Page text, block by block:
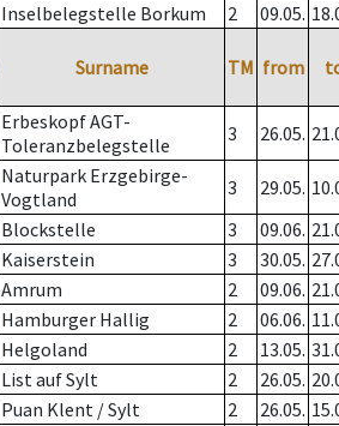
Inselbelegstelle Borkum 2 09.05.
Surname TM from
Erbeskopf AGT-
Toleranzbelegstelle
3 26.05.
Naturpark Erzgebirge-
Vogtland
3 29.05.
Blockstelle 3 09.06.
Kaiserstein 3 30.05.
Amrum 2 09.06.
Hamburger Hallig 2 06.06.
Helgoland 2 13.05.
List auf Sylt 2 26.05.
Puan Klent / Sylt 2 26.05.